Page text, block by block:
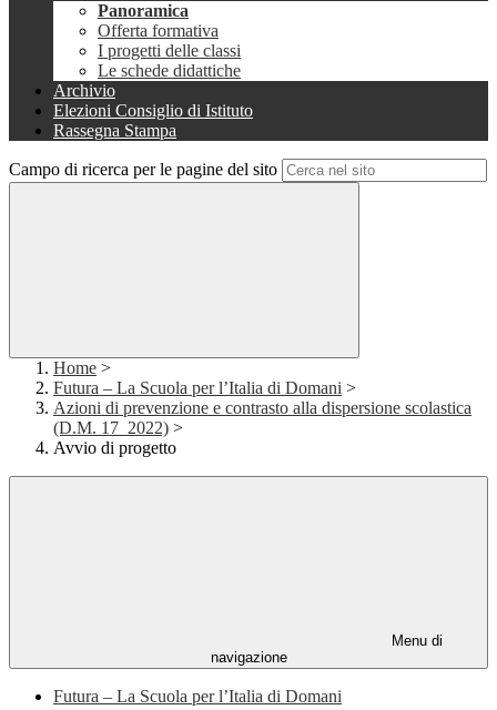
Panoramica
Offerta formativa
I progetti delle classi
Le schede didattiche
Archivio
Elezioni Consiglio di Istituto
Rassegna Stampa
Campo di ricerca per le pagine del sito
Home >
Futura – La Scuola per l’Italia di Domani >
Azioni di prevenzione e contrasto alla dispersione scolastica
(D.M. 17_2022) >
Avvio di progetto
Menu di
navigazione
Futura – La Scuola per l’Italia di Domani